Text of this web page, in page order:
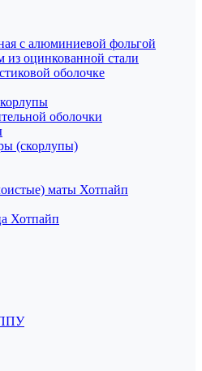
с алюминиевой фольгой
оцинкованной стали
оболочке
оболочки
(скорлупы)
маты Хотпайп
Хотпайп
ППУ